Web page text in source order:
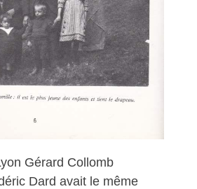
Gérard Collomb
Dard avait le même